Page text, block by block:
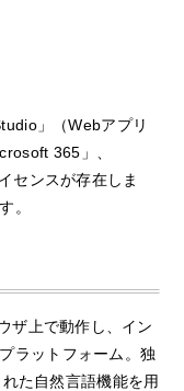
」（Webアプリ
365」、
センスが存在しま
。
ザ上で動作し、イン
ラットフォーム。独
た自然言語機能を用